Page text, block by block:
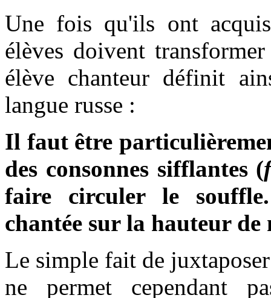
Une fois qu'ils ont
élèves doivent
élève chanteur définit
langue russe :
Il faut être
des consonnes sifflantes (
faire circuler le
chantée sur la hauteur de
Le simple fait de
ne permet cependant